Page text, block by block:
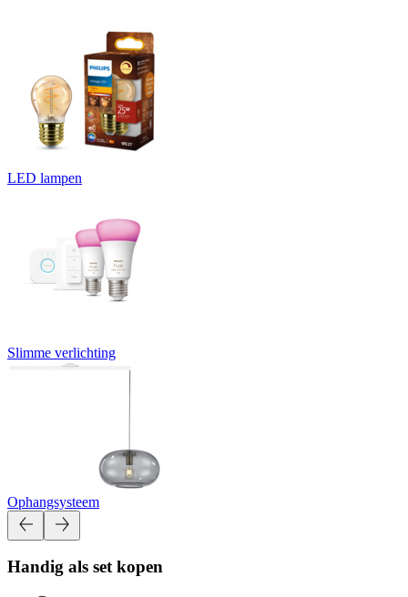
LED lampen
Slimme verlichting
Ophangsysteem
Handig als set kopen